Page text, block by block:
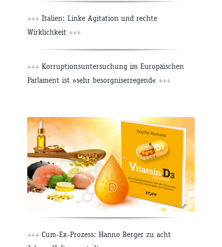
+++ Italien: Linke Agitation und rechte
Wirklichkeit +++
+++ Korruptionsuntersuchung im Europäischen
Parlament ist »sehr besorgniserregend« +++
+++ Cum-Ex-Prozess: Hanno Berger zu acht